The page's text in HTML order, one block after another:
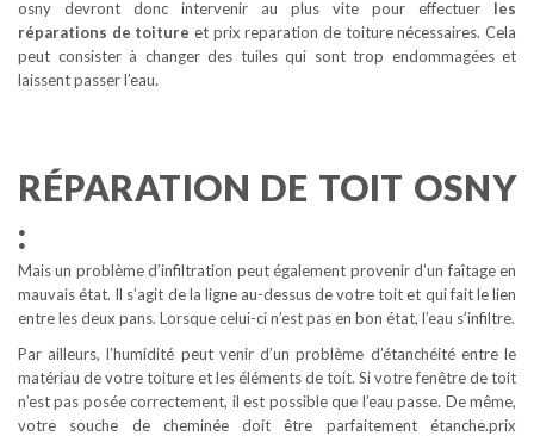
osny devront donc intervenir au plus vite pour effectuer les
réparations de toiture et prix reparation de toiture nécessaires. Cela
peut consister à changer des tuiles qui sont trop endommagées et
laissent passer l’eau.
RÉPARATION DE TOIT OSNY
:
Mais un problème d’infiltration peut également provenir d’un faîtage en
mauvais état. Il s’agit de la ligne au-dessus de votre toit et qui fait le lien
entre les deux pans. Lorsque celui-ci n’est pas en bon état, l’eau s’infiltre.
Par ailleurs, l’humidité peut venir d’un problème d’étanchéité entre le
matériau de votre toiture et les éléments de toit. Si votre fenêtre de toit
n’est pas posée correctement, il est possible que l’eau passe. De même,
votre souche de cheminée doit être parfaitement étanche.prix